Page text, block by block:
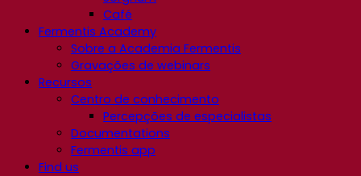
Café
Fermentis Academy
Sobre a Academia Fermentis
Gravações de webinars
Recursos
Centro de conhecimento
Percepções de especialistas
Documentations
Fermentis app
Find us